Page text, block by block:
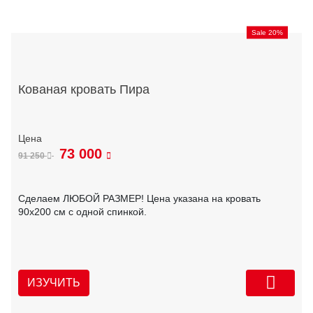
Sale 20%
Кованая кровать Пира
91 250 73 000
Сделаем ЛЮБОЙ РАЗМЕР! Цена указана на кровать
90х200 см с одной спинкой.
ИЗУЧИТЬ